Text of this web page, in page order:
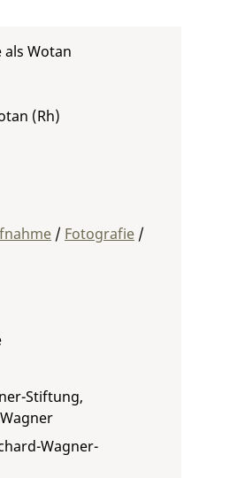
Wotan
(Rh)
Stiftung,
/ Fotografie /
Wagner-